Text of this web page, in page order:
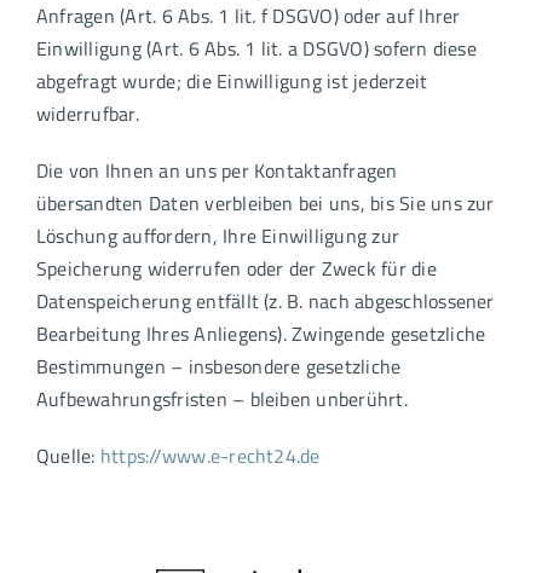
Anfragen (Art. 6 Abs. 1 lit. f DSGVO) oder auf Ihrer
Einwilligung (Art. 6 Abs. 1 lit. a DSGVO) sofern diese
abgefragt wurde; die Einwilligung ist jederzeit
widerrufbar.
Die von Ihnen an uns per Kontaktanfragen
übersandten Daten verbleiben bei uns, bis Sie uns zur
Löschung auffordern, Ihre Einwilligung zur
Speicherung widerrufen oder der Zweck für die
Datenspeicherung entfällt (z. B. nach abgeschlossener
Bearbeitung Ihres Anliegens). Zwingende gesetzliche
Bestimmungen – insbesondere gesetzliche
Aufbewahrungsfristen – bleiben unberührt.
Quelle: https://www.e-recht24.de